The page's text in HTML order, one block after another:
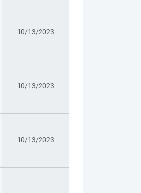
10/13/2023
10/13/2023
10/13/2023